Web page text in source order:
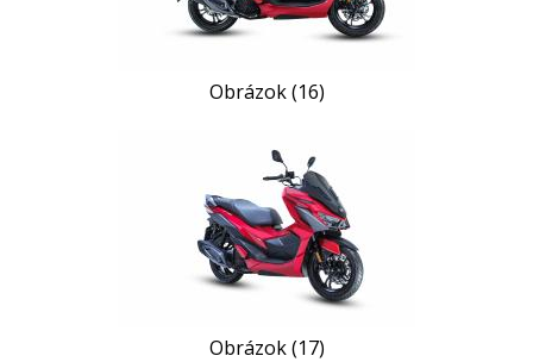
Obrázok (16)
Obrázok (17)